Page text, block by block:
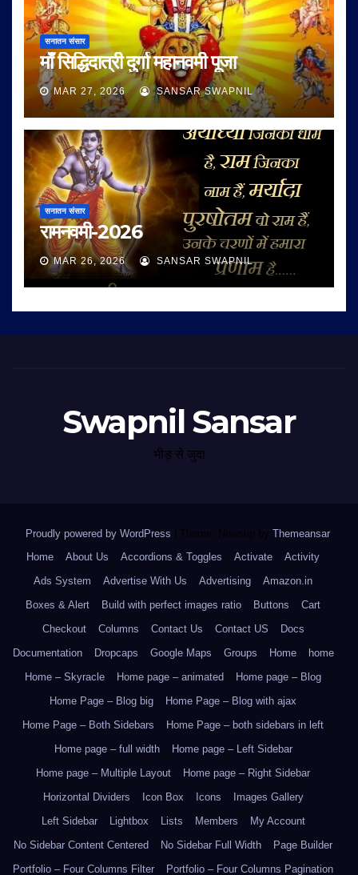
सनातन संसार
माँ सिद्धिदात्री दुर्गा महानवमी पूजा
MAR 27, 2026 SANSAR SWAPNIL
सनातन संसार
रामनवमी-2026
MAR 26, 2026 SANSAR SWAPNIL
Swapnil Sansar
भीड़ से जुदा
Proudly powered by WordPress Theme: Newsup by Themeansar.
Home
About Us Accordions & Toggles Activate
Activity
Ads System
Advertise With Us Advertising
Amazon.in
Boxes & Alert
Build with perfect images ratio Buttons
Cart
Checkout
Columns Contact Us Contact US
Docs
Documentation
Dropcaps Google Maps Groups Home
home
Home – Skyracle
Home page – animated
Home page – Blog
Home Page – Blog big
Home Page – Blog with ajax
Home Page – Both Sidebars
Home Page – both sidebars in left
Home page – full width
Home page – Left Sidebar
Home page – Multiple Layout
Home page – Right Sidebar
Horizontal Dividers
Icon Box Icons
Images Gallery
Left Sidebar
Lightbox Lists Members
My Account
No Sidebar Content Centered
No Sidebar Full Width
Page Builder
Portfolio – Four Columns Filter
Portfolio – Four Columns Pagination